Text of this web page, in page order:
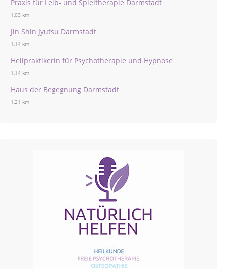
Praxis für Leib- und Spieltherapie Darmstadt
1,03 km
Jin Shin Jyutsu Darmstadt
1,14 km
Heilpraktikerin für Psychotherapie und Hypnose
1,14 km
Haus der Begegnung Darmstadt
1,21 km